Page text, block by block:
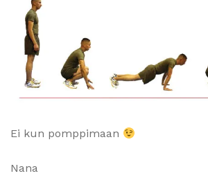
Ei kun pomppimaan
Nana